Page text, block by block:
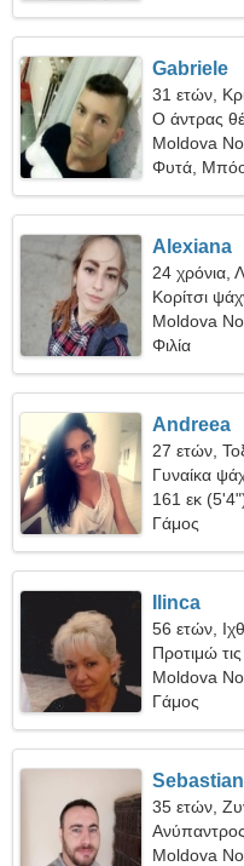
Gabriele
31 ετών,
Ο άντρας
Moldova
Φυτά,
Alexiana
24 χρόνια,
Κορίτσι
Moldova
Φιλία
Andreea
27 ετών,
Γυναίκα
161 εκ
Γάμος
Ilinca
56 ετών,
Προτιμώ
Moldova
Γάμος
Sebastian
35 ετών,
Moldova